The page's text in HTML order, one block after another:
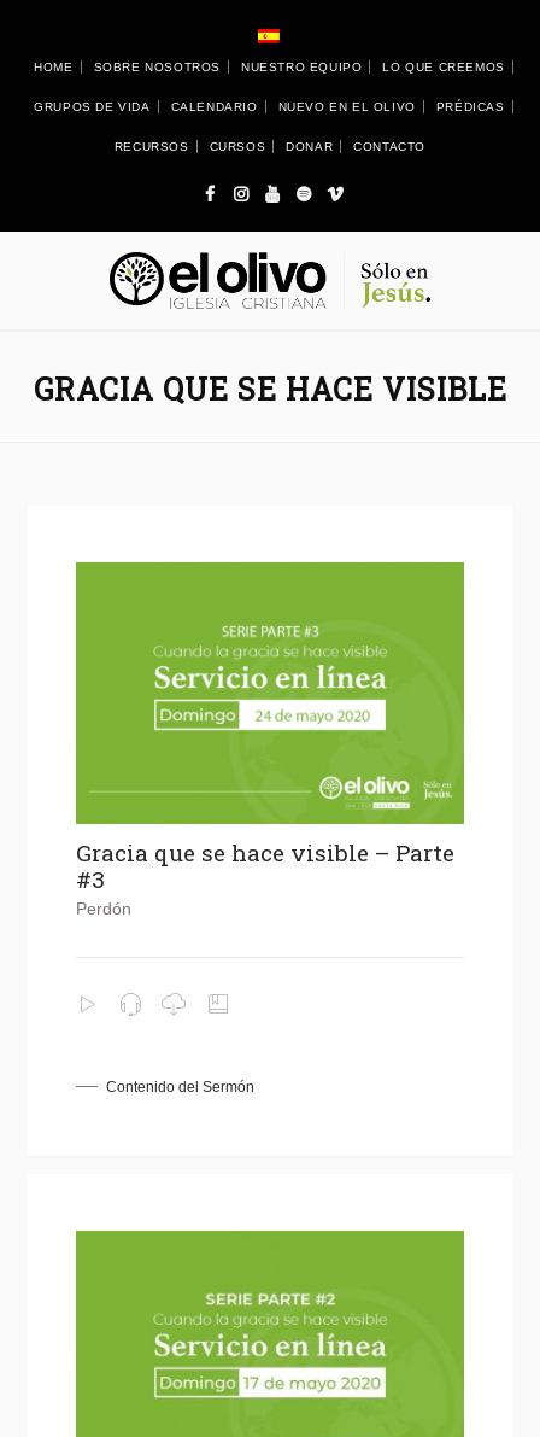
HOME SOBRE NOSOTROS NUESTRO EQUIPO LO QUE CREEMOS
GRUPOS DE VIDA CALENDARIO NUEVO EN EL OLIVO PRÉDICAS
RECURSOS CURSOS DONAR CONTACTO
GRACIA QUE SE HACE VISIBLE
Gracia que se hace visible – Parte
#3
Perdón
Contenido del Sermón